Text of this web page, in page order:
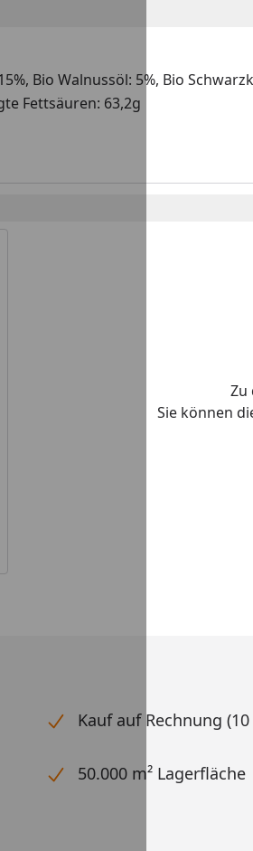
Bio Walnussöl: 5%, Bio
Fettsäuren: 63,2g
Zu
Sie können
Kauf auf Rechnung
50.000 m² Lagerfläche